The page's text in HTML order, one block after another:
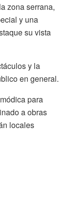
zona serrana,
y una
su vista
y la
en general.
para
a obras
locales